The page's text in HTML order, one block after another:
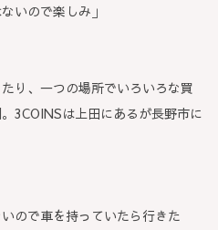
いので楽しみ」
り、一つの場所でいろいろな買
3COINSは上田にあるが長野市に
ので車を持っていたら行きた